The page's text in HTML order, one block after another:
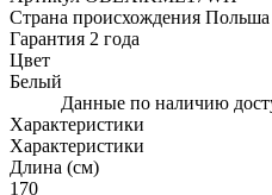
Страна происхождения Польша
Гарантия 2 года
Цвет
Белый
Данные по наличию
Характеристики
Характеристики
Длина (см)
170